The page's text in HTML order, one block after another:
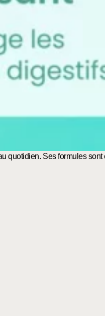
quotidien. Ses formules